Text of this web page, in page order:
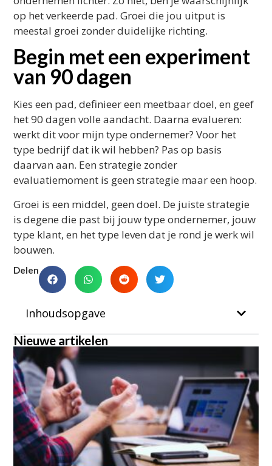
op het verkeerde pad. Groei die jou uitput is
meestal groei zonder duidelijke richting.
Begin met een experiment
van 90 dagen
Kies een pad, definieer een meetbaar doel, en geef
het 90 dagen volle aandacht. Daarna evalueren:
werkt dit voor mijn type ondernemer? Voor het
type bedrijf dat ik wil hebben? Pas op basis
daarvan aan. Een strategie zonder
evaluatiemoment is geen strategie maar een hoop.
Groei is een middel, geen doel. De juiste strategie
is degene die past bij jouw type ondernemer, jouw
type klant, en het type leven dat je rond je werk wil
bouwen.
Delen
Inhoudsopgave
Nieuwe artikelen